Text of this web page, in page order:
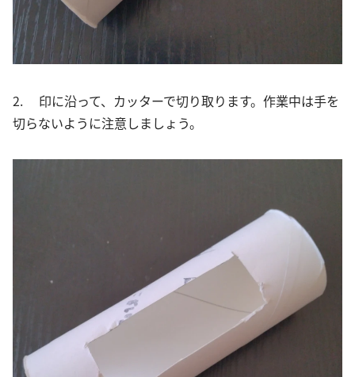
2. 印に沿って、カッターで切り取ります。作業中は手を
切らないように注意しましょう。